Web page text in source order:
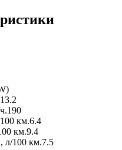
13.2
190
км.6.4
км.9.4
л/100 км.7.5